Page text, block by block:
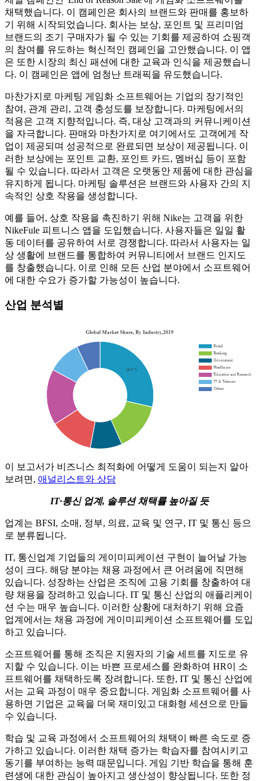
채택했습니다. 이 캠페인은 회사의 브랜드와 판매를 홍보하
기 위해 시작되었습니다. 회사는 보상, 포인트 및 프리미엄
브랜드의 조기 구매자가 될 수 있는 기회를 제공하여 쇼핑객
의 참여를 유도하는 혁신적인 캠페인을 고안했습니다. 이 앱
은 또한 시장의 최신 패션에 대한 교육과 인식을 제공했습니
다. 이 캠페인은 앱에 엄청난 트래픽을 유도했습니다.
마찬가지로 마케팅 게임화 소프트웨어는 기업의 장기적인
참여, 관계 관리, 고객 충성도를 보장합니다. 마케팅에서의
적용은 고객 지향적입니다. 즉, 대상 고객과의 커뮤니케이션
을 자극합니다. 판매와 마찬가지로 여기에서도 고객에게 작
업이 제공되며 성공적으로 완료되면 보상이 제공됩니다. 이
러한 보상에는 포인트 교환, 포인트 카드, 멤버십 등이 포함
될 수 있습니다. 따라서 고객은 오랫동안 제품에 대한 관심을
유지하게 됩니다. 마케팅 솔루션은 브랜드와 사용자 간의 지
속적인 상호 작용을 생성합니다.
예를 들어, 상호 작용을 촉진하기 위해 Nike는 고객을 위한
NikeFule 피트니스 앱을 도입했습니다. 사용자들은 일일 활
동 데이터를 공유하여 서로 경쟁합니다. 따라서 사용자는 일
상 생활에 브랜드를 통합하여 커뮤니티에서 브랜드 인지도
를 창출했습니다. 이로 인해 모든 산업 분야에서 소프트웨어
에 대한 수요가 증가할 가능성이 높습니다.
산업 분석별
이 보고서가 비즈니스 최적화에 어떻게 도움이 되는지 알아
보려면, 애널리스트와 상담
IT·통신 업계, 솔루션 채택률 높아질 듯
업계는 BFSI, 소매, 정부, 의료, 교육 및 연구, IT 및 통신 등으
로 분류됩니다.
IT, 통신업계 기업들의 게이미피케이션 구현이 늘어날 가능
성이 크다. 해당 분야는 채용 과정에서 큰 어려움에 직면해
있습니다. 성장하는 산업은 조직에 고용 기회를 창출하여 대
량 채용을 장려하고 있습니다. IT 및 통신 산업의 애플리케이
션 수는 매우 높습니다. 이러한 상황에 대처하기 위해 요즘
업계에서는 채용 과정에 게이미피케이션 소프트웨어를 도입
하고 있습니다.
소프트웨어를 통해 조직은 지원자의 기술 세트를 지도로 유
지할 수 있습니다. 이는 바쁜 프로세스를 완화하여 HR이 소
프트웨어를 채택하도록 장려합니다. 또한, IT 및 통신 산업에
서는 교육 과정이 매우 중요합니다. 게임화 소프트웨어를 사
용하면 기업은 교육을 더욱 재미있고 대화형 세션으로 만들
수 있습니다.
학습 및 교육 과정에서 소프트웨어의 채택이 빠른 속도로 증
가하고 있습니다. 이러한 채택 증가는 학습자를 참여시키고
동기를 부여하는 능력 때문입니다. 게임 기반 학습을 통해 훈
련생에 대한 관심이 높아지고 생산성이 향상됩니다. 또한 정